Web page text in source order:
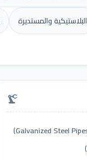
البلاستيكية والمستديرة
precision_manufacturing